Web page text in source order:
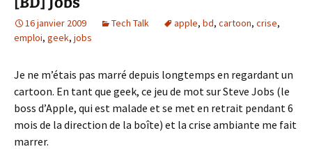
16 janvier 2009 Tech Talk apple, bd, cartoon, crise,
emploi, geek, jobs
Je ne m’étais pas marré depuis longtemps en regardant un
cartoon. En tant que geek, ce jeu de mot sur Steve Jobs (le
boss d’Apple, qui est malade et se met en retrait pendant 6
mois de la direction de la boîte) et la crise ambiante me fait
marrer.